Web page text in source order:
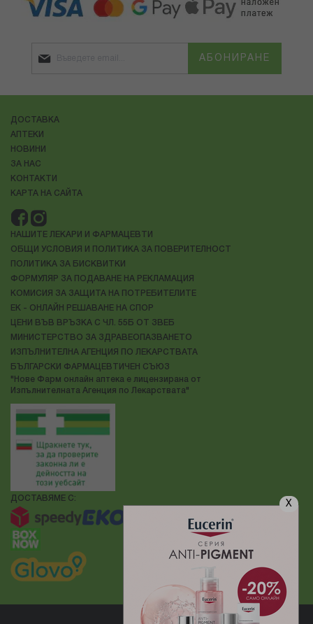
X
АБОНИРАНЕ
ДОСТАВКА
АПТЕКИ
НОВИНИ
ЗА НАС
КОНТАКТИ
КАРТА НА САЙТА
НАШИТЕ ЛЕКАРИ И ФАРМАЦЕВТИ
ОБЩИ УСЛОВИЯ И ПОЛИТИКА ЗА ПОВЕРИТЕЛНОСТ
ПОЛИТИКА ЗА БИСКВИТКИ
ФОРМУЛЯР ЗА ПОДАВАНЕ НА РЕКЛАМАЦИЯ
КОМИСИЯ ЗА ЗАЩИТА НА ПОТРЕБИТЕЛИТЕ
ЕК - ОНЛАЙН РЕШАВАНЕ НА СПОР
ЦЕНИ ВЪВ ВРЪЗКА С ЧЛ. 55Б ОТ ЗВЕБ
МИНИСТЕРСТВО ЗА ЗДРАВЕОПАЗВАНЕТО
ИЗПЪЛНИТЕЛНА АГЕНЦИЯ ПО ЛЕКАРСТВАТА
БЪЛГАРСКИ ФАРМАЦЕВТИЧЕН СЪЮЗ
"Нове Фарм онлайн аптека е лицензирана от
Изпълнителната Агенция по Лекарствата"
ДОСТАВЯМЕ С: